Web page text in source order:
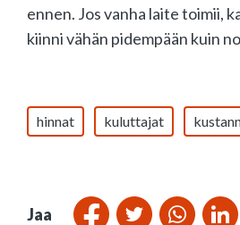
ennen. Jos vanha laite toimii,
kiinni vähän pidempään kuin
hinnat kuluttajat
Jaa